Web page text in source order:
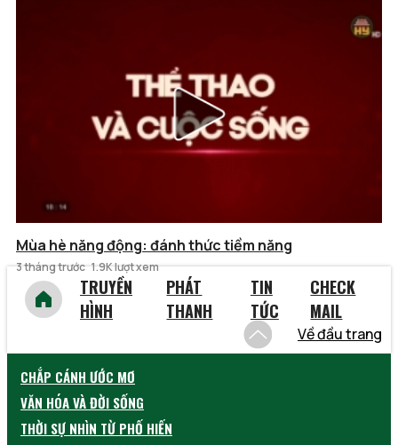
Mùa hè năng động: đánh thức tiềm năng
3 tháng trước 1.9K lượt xem
TRUYỀN
HÌNH
PHÁT
THANH
TIN
TỨC
CHECK
MAIL
Về đầu trang
CHẮP CÁNH ƯỚC MƠ
VĂN HÓA VÀ ĐỜI SỐNG
THỜI SỰ NHÌN TỪ PHỐ HIẾN